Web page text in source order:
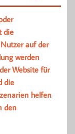
die
auf der
werden
Website für
die
helfen
den